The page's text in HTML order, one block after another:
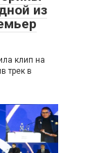
из
клип на
трек в